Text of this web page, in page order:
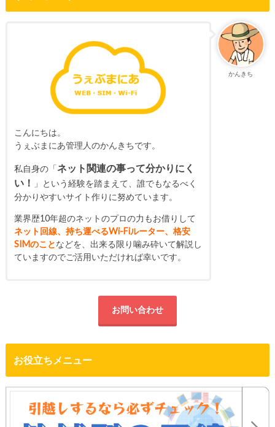
かんきち
こんにちは。
うぇぶまにあ管理人のかんきちです。
私自身の「ネット関連の事って分かりにく
い！
」という経験を踏まえて、誰でもなるべく
分かりやすいサイト作りに努めています。
業界歴10年超のネットのプロの力もお借りして
ネット回線、持ち運べるWi-Fiルーター、格安
SIMのことなどを、出来る限り噛み砕いて解説し
ていますのでご活用いただければ幸いです。
お問い合わせ
お役立ちメニュー